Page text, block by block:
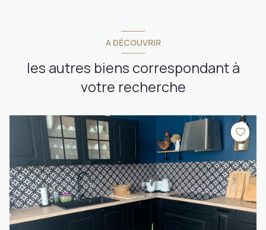
A DÉCOUVRIR
les autres biens correspondant à
votre recherche